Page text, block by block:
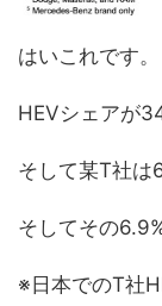
はいこれです。
HEVシェアが
そして某T社は
そしてその
※日本でのT社